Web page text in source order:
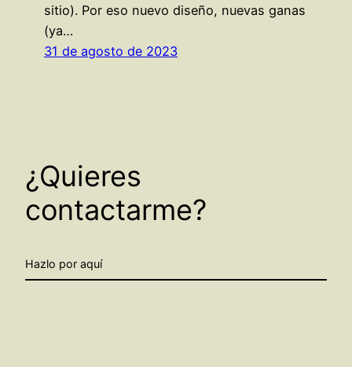
sitio). Por eso nuevo diseño, nuevas ganas
(ya…
31 de agosto de 2023
¿Quieres
contactarme?
Hazlo por aquí